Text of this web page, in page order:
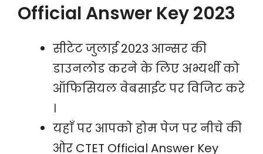
Official Answer Key 2023
सीटेट जुलाई 2023 आन्सर की
डाउनलोड करने के लिए अभ्यर्थी को
ऑफिसियल वेबसाईट पर विजिट करे
।
यहाँ पर आपको होम पेज पर नीचे की
ओर CTET Official Answer Key